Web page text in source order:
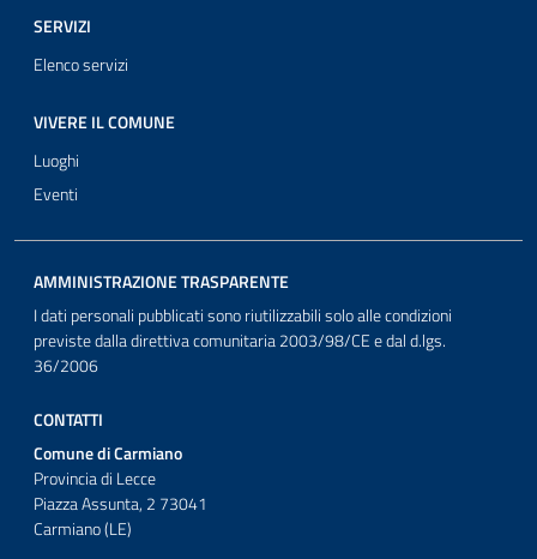
SERVIZI
Elenco servizi
VIVERE IL COMUNE
Luoghi
Eventi
AMMINISTRAZIONE TRASPARENTE
I dati personali pubblicati sono riutilizzabili solo alle condizioni
previste dalla direttiva comunitaria 2003/98/CE e dal d.lgs.
36/2006
CONTATTI
Comune di Carmiano
Provincia di Lecce
Piazza Assunta, 2 73041
Carmiano (LE)